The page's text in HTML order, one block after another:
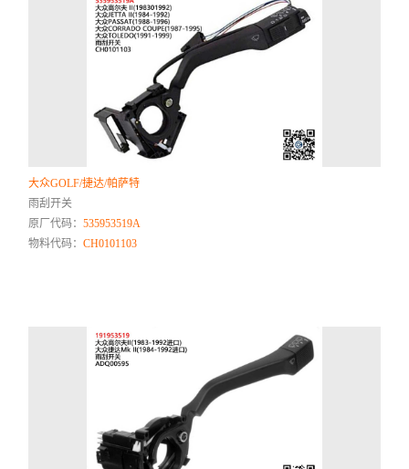
大众GOLF/捷达/帕萨特
雨刮开关
原厂代码：535953519A
物料代码：CH0101103